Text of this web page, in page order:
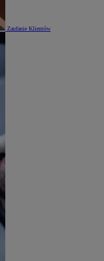
Zaufanie Klientów